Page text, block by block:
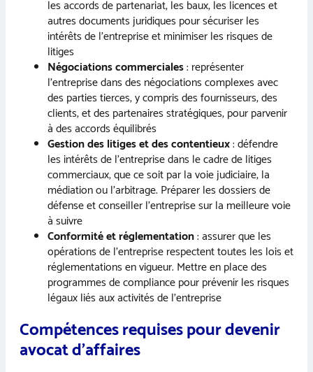
les accords de partenariat, les baux, les licences et
autres documents juridiques pour sécuriser les
intérêts de l’entreprise et minimiser les risques de
litiges
Négociations commerciales: représenter
l’entreprise dans des négociations complexes avec
des parties tierces, y compris des fournisseurs, des
clients, et des partenaires stratégiques, pour parvenir
à des accords équilibrés
Gestion des litiges et des contentieux: défendre
les intérêts de l’entreprise dans le cadre de litiges
commerciaux, que ce soit par la voie judiciaire, la
médiation ou l’arbitrage. Préparer les dossiers de
défense et conseiller l’entreprise sur la meilleure voie
à suivre
Conformité et réglementation: assurer que les
opérations de l’entreprise respectent toutes les lois et
réglementations en vigueur. Mettre en place des
programmes de compliance pour prévenir les risques
légaux liés aux activités de l’entreprise
Compétences requises pour devenir
avocat d’affaires